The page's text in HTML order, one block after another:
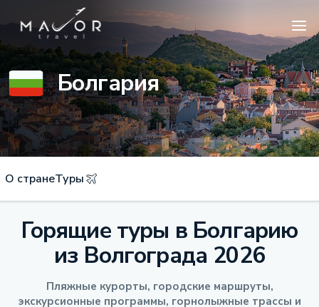
Болгария
О странеТуры
Горящие туры в Болгарию
из Волгограда 2026
Пляжные курорты, городские маршруты,
экскурсионные программы, горнолыжные трассы и